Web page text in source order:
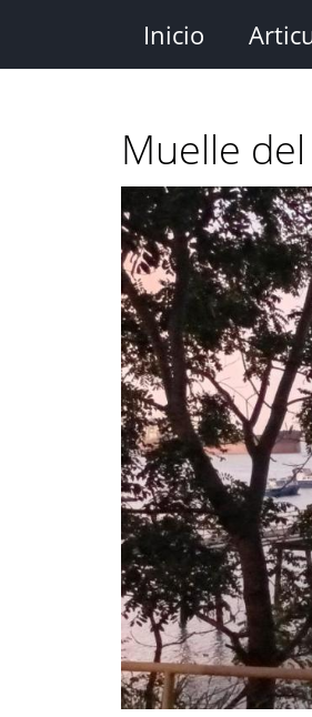
contenido
Inicio
Muelle